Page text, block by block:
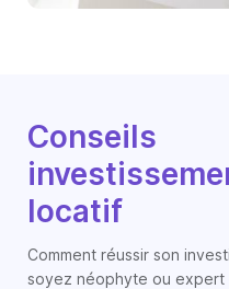
Conseils
locatif
Comment réussir son
soyez néophyte ou expert